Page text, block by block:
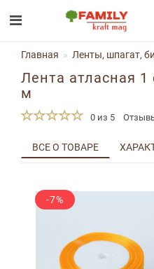
Главная Ленты, шпагат,
Лента атласная
м
0 из 5
ВСЕ О ТОВАРЕ
-7%